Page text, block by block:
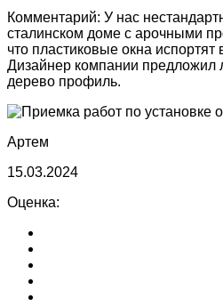
Комментарий: У нас
сталинском доме с арочными
что пластиковые окна
Дизайнер компании предложил
дерево профиль.
Артем
15.03.2024
Оценка: